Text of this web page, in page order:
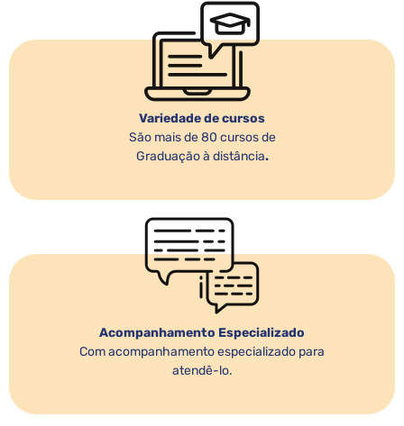
Variedade de cursos
São mais de 80 cursos de
Graduação à distância.
Acompanhamento Especializado
Com acompanhamento especializado para
atendê-lo.